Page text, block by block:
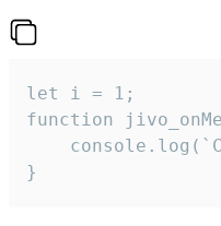
let i = 1;
function
}